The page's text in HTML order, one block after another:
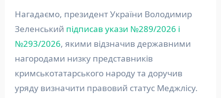
Нагадаємо, президент України Володимир
Зеленський підписав укази №289/2026 і
№293/2026, якими відзначив державними
нагородами низку представників
кримськотатарського народу та доручив
уряду визначити правовий статус Меджлісу.